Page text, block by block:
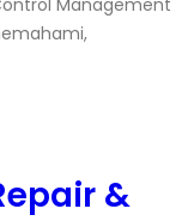
Management
&